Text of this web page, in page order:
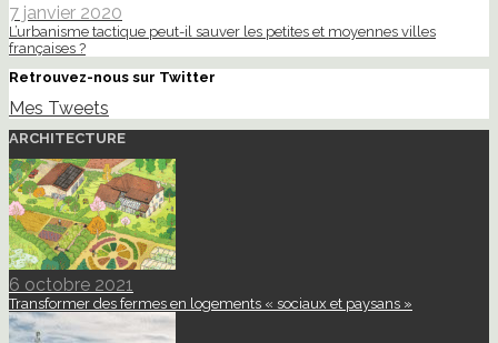
7 janvier 2020
L’urbanisme tactique peut-il sauver les petites et moyennes villes
françaises ?
Retrouvez-nous sur Twitter
Mes Tweets
ARCHITECTURE
6 octobre 2021
Transformer des fermes en logements « sociaux et paysans »